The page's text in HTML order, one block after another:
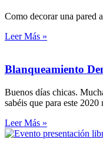
Como decorar una pared
Leer Más »
Blanqueamiento
Buenos días chicas.
sabéis que para este
Leer Más »